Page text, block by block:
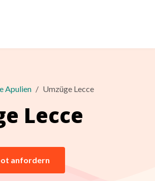
Apulien Umzüge Lecce
Lecce
anfordern